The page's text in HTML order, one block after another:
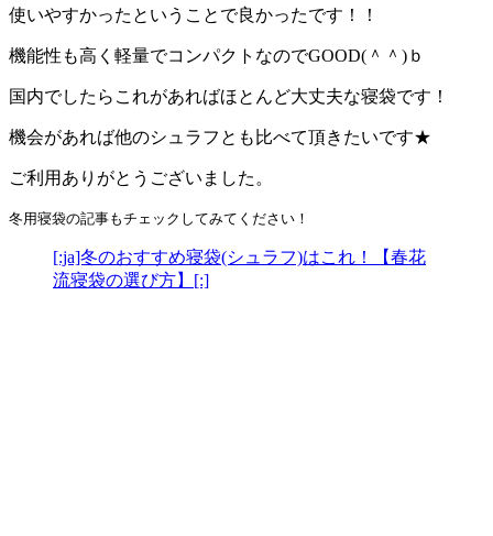
使いやすかったということで良かったです！！
機能性も高く軽量でコンパクトなのでGOOD(＾＾)ｂ
国内でしたらこれがあればほとんど大丈夫な寝袋です！
機会があれば他のシュラフとも比べて頂きたいです★
ご利用ありがとうございました。
冬用寝袋の記事もチェックしてみてください！
[:ja]冬のおすすめ寝袋(シュラフ)はこれ！【春花
流寝袋の選び方】[:]